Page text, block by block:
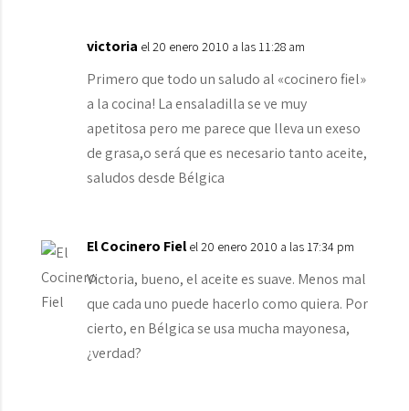
victoria el 20 enero 2010 a las 11:28 am
Primero que todo un saludo al «cocinero fiel»
a la cocina! La ensaladilla se ve muy
apetitosa pero me parece que lleva un exeso
de grasa,o será que es necesario tanto aceite,
saludos desde Bélgica
El Cocinero Fiel el 20 enero 2010 a las 17:34 pm
Victoria, bueno, el aceite es suave. Menos mal
que cada uno puede hacerlo como quiera. Por
cierto, en Bélgica se usa mucha mayonesa,
¿verdad?